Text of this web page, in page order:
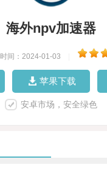
海外npv加速器
时间：2024-01-03
苹果下载
安卓市场，安全绿色